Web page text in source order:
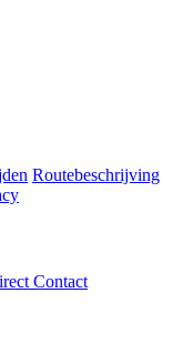
Routebeschrijving
Contact